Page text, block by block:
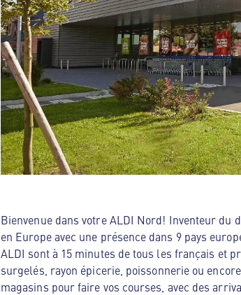
Bienvenue dans votre ALDI Nord! Inventeur
en Europe avec une présence dans 9 pays
ALDI sont à 15 minutes de tous les français et
surgelés, rayon épicerie, poissonnerie ou
magasins pour faire vos courses, avec des